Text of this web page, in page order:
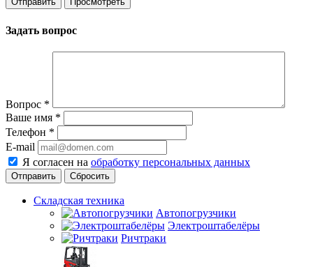
Задать вопрос
Вопрос *
Ваше имя *
Телефон *
E-mail
Я согласен на обработку персональных данных
Сбросить
Складская техника
Автопогрузчики
Электроштабелёры
Ричтраки